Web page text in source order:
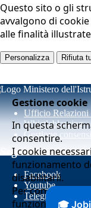
Questo sito o gli
avvalgono di
alle finalità
Personalizza Rifiuta
Gestione cookie
In questa
consentire.
I cookie
funzionamento
disabilitarli.
Per conoscere
funzionamento
Ufficio Relazioni
Whistleblowing
Gestione
Seguici su
Facebook
Youtube
Telegram